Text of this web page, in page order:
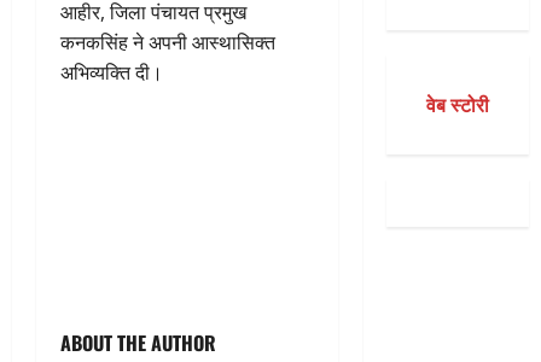
आहीर, जिला पंचायत प्रमुख
कनकसिंह ने अपनी आस्थासिक्त
अभिव्यक्ति दी।
ABOUT THE AUTHOR
वेब स्टोरी